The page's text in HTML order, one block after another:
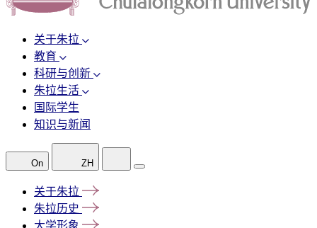
关于朱拉
教育
科研与创新
朱拉生活
国际学生
知识与新闻
On ZH
关于朱拉
朱拉历史
大学形象